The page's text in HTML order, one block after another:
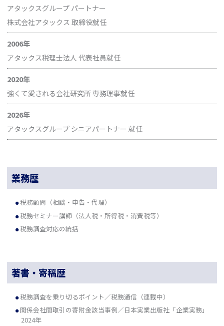
アタックスグループ パートナー
株式会社アタックス 取締役就任
2006年
アタックス税理士法人 代表社員就任
2020年
強くて愛される会社研究所 専務理事就任
2026年
アタックスグループ シニアパートナー 就任
業務歴
税務顧問（相談・申告・代理）
税務セミナー講師（法人税・所得税・消費税等）
税務調査対応の統括
著書・寄稿歴
税務調査を乗り切るポイント／税務通信（連載中）
関係会社間取引の寄附金該当事例／日本実業出版社「企業実務」
2024年